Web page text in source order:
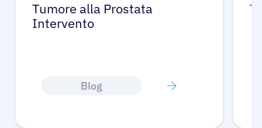
Tumore alla Prostata
Intervento
Blog